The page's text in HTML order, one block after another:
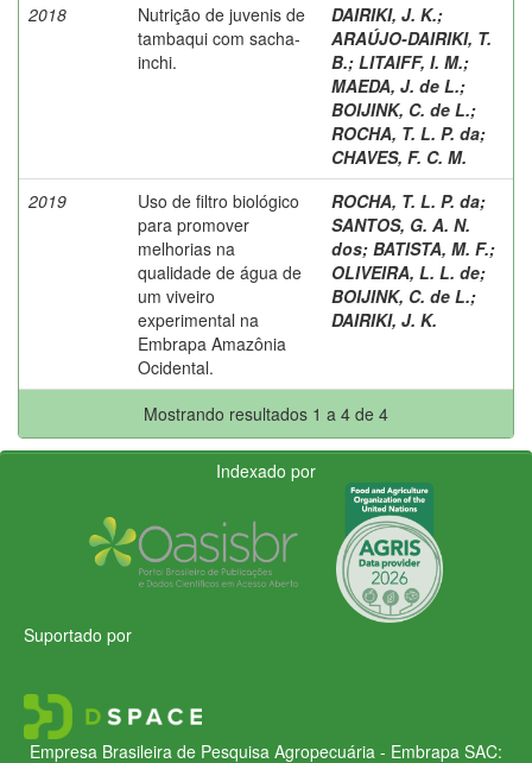
2018
Nutrição de juvenis de
tambaqui com sacha-
inchi.
DAIRIKI, J. K.;
ARAÚJO-DAIRIKI, T.
B.; LITAIFF, I. M.;
MAEDA, J. de L.;
BOIJINK, C. de L.;
ROCHA, T. L. P. da;
CHAVES, F. C. M.
2019
Uso de filtro biológico
para promover
melhorias na
qualidade de água de
um viveiro
experimental na
Embrapa Amazônia
Ocidental.
ROCHA, T. L. P. da;
SANTOS, G. A. N.
dos; BATISTA, M. F.;
OLIVEIRA, L. L. de;
BOIJINK, C. de L.;
DAIRIKI, J. K.
Mostrando resultados 1 a 4 de 4
Indexado por
Suportado por
Empresa Brasileira de Pesquisa Agropecuária - Embrapa SAC: